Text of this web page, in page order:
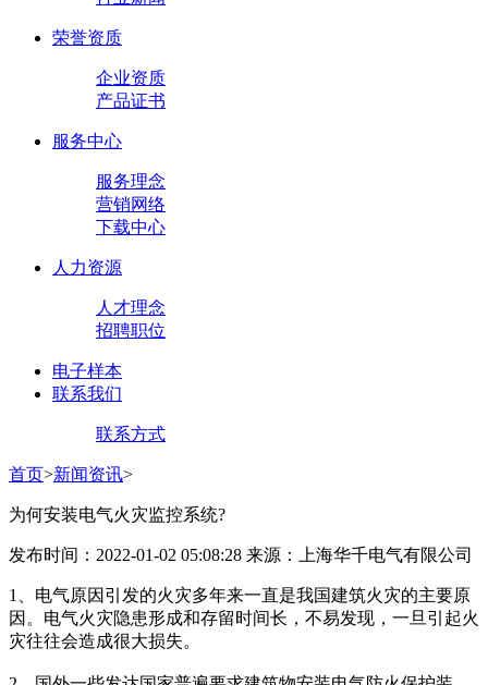
荣誉资质
企业资质
产品证书
服务中心
服务理念
营销网络
下载中心
人力资源
人才理念
招聘职位
电子样本
联系我们
联系方式
首页>新闻资讯>
为何安装电气火灾监控系统?
发布时间：2022-01-02 05:08:28 来源：上海华千电气有限公司
1、电气原因引发的火灾多年来一直是我国建筑火灾的主要原
因。电气火灾隐患形成和存留时间长，不易发现，一旦引起火
灾往往会造成很大损失。